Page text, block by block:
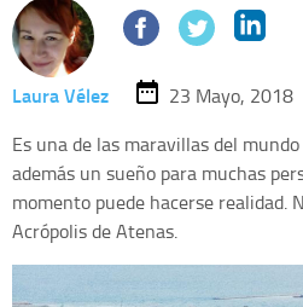
Laura Vélez
23 Mayo, 2018
Es una de las maravillas del
además un sueño para muchas
momento puede hacerse realidad.
Acrópolis de Atenas.